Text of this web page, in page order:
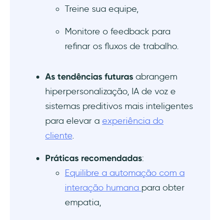
O que considerar ao implementar
1- Desenvolver um plano de automação
2- Treine a equipe e os clientes sobre as
ferramentas de automação
3- Introduzir a automação gradualmente
para evitar sobrecarregar os clientes
limitações da automação
5- Garanta que suas ferramentas se
integrem aos sistemas de suporte ao cliente
existentes
Treine sua equipe,
Monitore o feedback para
refinar os fluxos de trabalho.
As tendências futuras abrangem
hiperpersonalização, IA de voz e
sistemas preditivos mais inteligentes
para elevar a experiência do
cliente.‍
Práticas recomendadas:
Equilibre a automação com a
interação humana para obter
empatia,